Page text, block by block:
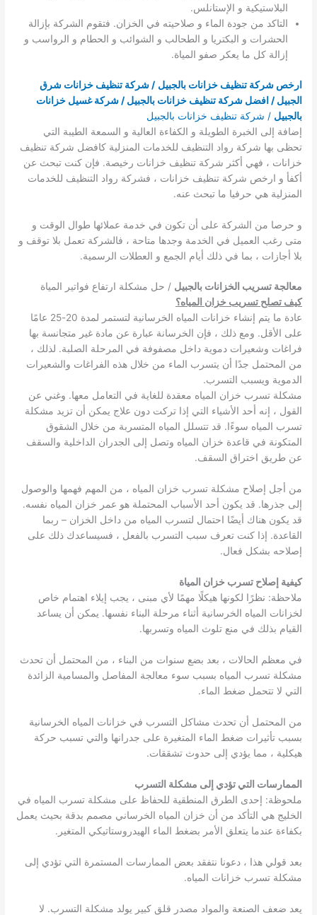
البلاستيكية و الإستانلس.
التاكد من جودة الماء و صلاحيته في الخزان. فتقوم الشركة بإزالة
الحشرات و البكتريا و الطحالب و الشوائب و الحطام و الرواسب و
إزالة كل ما يعكر صفو المياة.
ارخص شركة تنظيف خزانات بالجبيل / شركة تنظيف خزانات شرق
الجبيل / افضل شركة تنظيف خزانات بالجبيل / شركة غسيل خزانات
بالجبيل / شركة تنظيف خزانات بالجبيل
إضافة إلى الخبرة الطويلة و الكفاءة العالية و السمعة الطيبة التي
تحظى بها شركة رواد التنظيف للخدمات المنزلية كافضل شركة تنظيف
خزانات ، فهي أكثر شركة تنظيف خزانات رخيصة. فإن كنت تبحث عن
أكفأ و ارخص شركة تنظيف خزانات ، فشركة رواد التنظيف للخدمات
المنزلية هي حرفيا ما تبحث عنه.
و حرصا من الشركة على أن تكون في خدمة عملائها طوال الوقت و
متى رغب العميل في الخدمة وجدها متاحة ، فالشركة تعمل بلا توقف و
بلا أجازات ، بما في ذلك أيام الجمع و العطلات الرسمية.
معالجة تسريب الخزانات بالجبيل / حل مشكلة ارتفاع فواتير المياة
كيف تصلح تسريب خزان المياه؟
عادة ما يتم إنشاء خزانات المياه الخرسانية لتستمر لمدة 20-25 عامًا
على الأقل. ومع ذلك ، فإن الخرسانة عبارة عن مادة غير متجانسة بها
فراغات وشعيرات دموية داخل مصفوفة في المرحلة الصلبة. لذلك ،
من المحتمل جدًا أن يتسرب الماء من خلال هذه الفراغات والشعيرات
الدموية ويسبب التسرب.
مشكلة تسرب خزان المياه معقدة للغاية في التعامل معها. وغني عن
القول ، إنه أحد الأشياء التي إذا تركت دون علاج يمكن أن تزيد مشكلة
تسرب المياه سوءًا. قد تتسلل المياه المتسربة من خلال الشقوق
المتكونة في قاعدة خزان المياه وتصل إلى الجدران الداخلية والسقف
عن طريق اختراق السقف.
من أجل إصلاح مشكلة تسرب خزان المياه ، من المهم فهمها والوصول
إلى جذرها. قد يكون أحد الأسباب المحتملة هو عمر خزان المياه نفسه.
قد يكون هناك أيضًا احتمال لتسرب المياه من داخل الخزان – ربما
القاعدة. إذا كنت تعرف سبب التسرب بالفعل ، فسيساعدك ذلك على
إصلاحه بشكل فعال.
كيفية إصلاح تسرب خزان المياة
ملاحظة: نظرًا لكونها هيكلًا مهمًا لأي مبنى ، يجب إيلاء اهتمام خاص
لخزانات المياه الخرسانية أثناء مرحلة البناء نفسها. يمكن أن يساعد
القيام بذلك في منع تلوث المياه وتسربها.
في معظم الحالات ، بعد بضع سنوات من البناء ، من المحتمل أن تحدث
مشكلة تسرب المياه بسبب سوء معالجة المفاصل والمسامية الزائدة
التي لا تتحمل ضغط الماء.
من المحتمل أن تحدث مشاكل التسرب في خزانات المياه الخرسانية
بسبب تأثيرات ضغط الماء المتغيرة على جدرانها والتي تسبب حركة
هيكلية ، مما يؤدي إلى حدوث تشققات.
الممارسات التي تؤدي إلى مشكلة التسرب
ملحوظة: إحدى الطرق المنطقية للحفاظ على مشكلة تسرب المياه في
الخليج هي التأكد من أن خزان المياه الخرساني مصمم بدقة بحيث يعمل
بكفاءة عندما يتعلق الأمر بضغط الماء الهيدروستاتيكي المتغير.
بعد قولي هذا ، دعونا نتفقد بعض الممارسات المستمرة التي تؤدي إلى
مشكلة تسرب خزانات المياه.
يعد ضعف الصنعة والمواد مصدر قلق كبير يولد مشكلة التسرب. لا